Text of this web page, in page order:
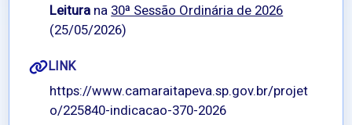
Leitura na30ª Sessão Ordinária de 2026
(25/05/2026)
LINK
https://www.camaraitapeva.sp.gov.br/projet
o/225840-indicacao-370-2026